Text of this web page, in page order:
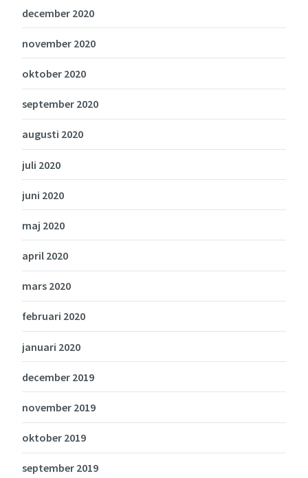
december 2020
november 2020
oktober 2020
september 2020
augusti 2020
juli 2020
juni 2020
maj 2020
april 2020
mars 2020
februari 2020
januari 2020
december 2019
november 2019
oktober 2019
september 2019